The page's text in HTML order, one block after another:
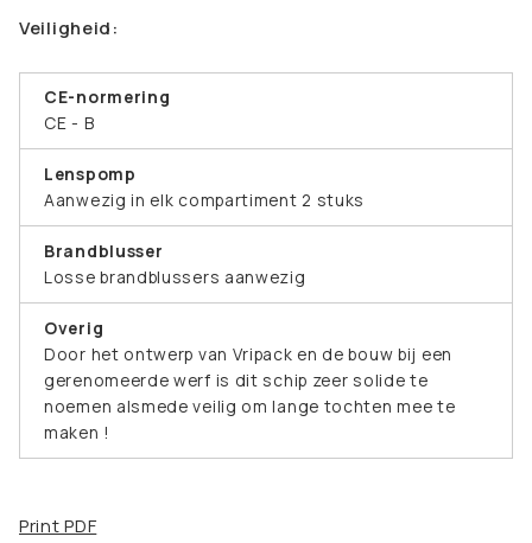
Veiligheid:
CE-normering
CE - B
Lenspomp
Aanwezig in elk compartiment 2 stuks
Brandblusser
Losse brandblussers aanwezig
Overig
Door het ontwerp van Vripack en de bouw bij een
gerenomeerde werf is dit schip zeer solide te
noemen alsmede veilig om lange tochten mee te
maken !
Print PDF